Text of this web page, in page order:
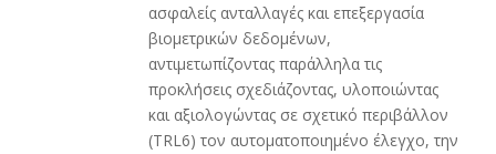
ασφαλείς ανταλλαγές και επεξεργασία
βιομετρικών δεδομένων,
αντιμετωπίζοντας παράλληλα τις
προκλήσεις σχεδιάζοντας, υλοποιώντας
και αξιολογώντας σε σχετικό περιβάλλον
(TRL6) τον αυτοματοποιημένο έλεγχο, την